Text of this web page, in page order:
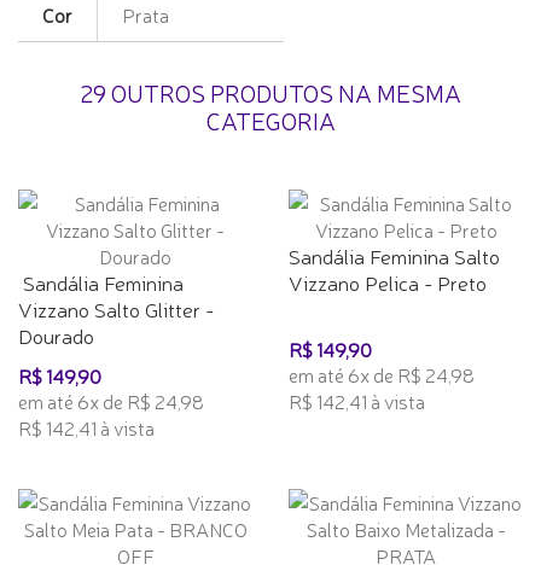
Cor Prata
29 OUTROS PRODUTOS NA MESMA
CATEGORIA
Sandália Feminina
Vizzano Salto Glitter -
Dourado
R$ 149,90
em até 6x de R$ 24,98
R$ 142,41 à vista
Sandália Feminina Salto
Vizzano Pelica - Preto
R$ 149,90
em até 6x de R$ 24,98
R$ 142,41 à vista